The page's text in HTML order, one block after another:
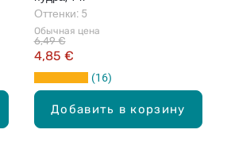
Добавить в корзину
Обычная цена
4,85 €
6,49 €
Оттенки: 5
16